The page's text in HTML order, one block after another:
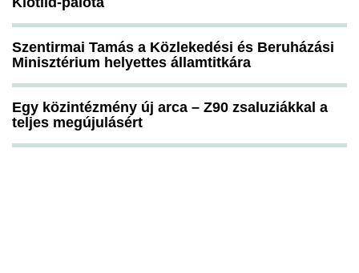
Szentirmai Tamás a Közlekedési és Beruházási
Minisztérium helyettes államtitkára
Egy közintézmény új arca – Z90 zsaluziákkal a
teljes megújulásért